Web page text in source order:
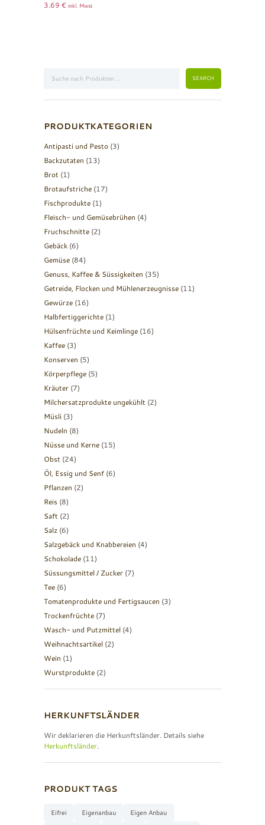
3.69 € inkl. Mwst
PRODUKTKATEGORIEN
Antipasti und Pesto (3)
Backzutaten (13)
Brot (1)
Brotaufstriche (17)
Fischprodukte (1)
Fleisch- und Gemüsebrühen (4)
Fruchschnitte (2)
Gebäck (6)
Gemüse (84)
Genuss, Kaffee & Süssigkeiten (35)
Getreide, Flocken und Mühlenerzeugnisse (11)
Gewürze (16)
Halbfertiggerichte (1)
Hülsenfrüchte und Keimlinge (16)
Kaffee (3)
Konserven (5)
Körperpflege (5)
Kräuter (7)
Milchersatzprodukte ungekühlt (2)
Müsli (3)
Nudeln (8)
Nüsse und Kerne (15)
Obst (24)
Öl, Essig und Senf (6)
Pflanzen (2)
Reis (8)
Saft (2)
Salz (6)
Salzgebäck und Knabbereien (4)
Schokolade (11)
Süssungsmittel / Zucker (7)
Tee (6)
Tomatenprodukte und Fertigsaucen (3)
Trockenfrüchte (7)
Wasch- und Putzmittel (4)
Weihnachtsartikel (2)
Wein (1)
Wurstprodukte (2)
HERKUNFTSLÄNDER
Wir deklarieren die Herkunftsländer. Details siehe
Herkunftsländer.
PRODUKT TAGS
Eifrei Eigenanbau
Eigen Anbau